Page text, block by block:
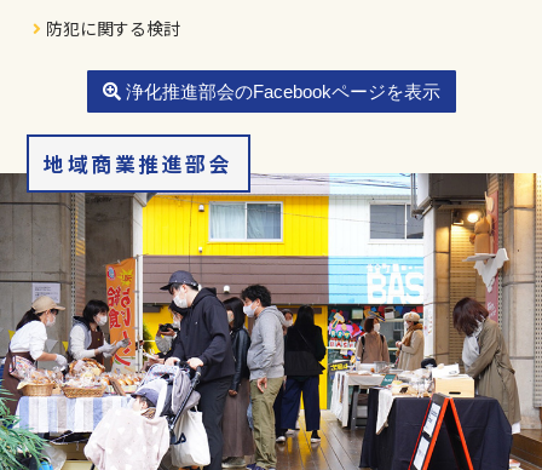
防犯に関する検討
浄化推進部会のFacebookページを表示
地域商業推進部会